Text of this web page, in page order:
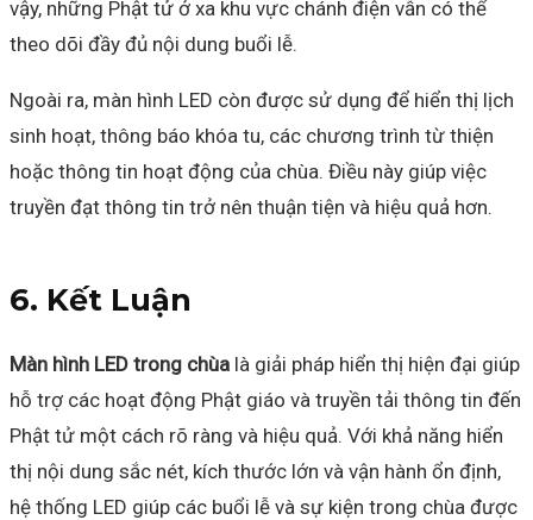
vậy, những Phật tử ở xa khu vực chánh điện vẫn có thể
theo dõi đầy đủ nội dung buổi lễ.
Ngoài ra, màn hình LED còn được sử dụng để hiển thị lịch
sinh hoạt, thông báo khóa tu, các chương trình từ thiện
hoặc thông tin hoạt động của chùa. Điều này giúp việc
truyền đạt thông tin trở nên thuận tiện và hiệu quả hơn.
6. Kết Luận
Màn hình LED trong chùa là giải pháp hiển thị hiện đại giúp
hỗ trợ các hoạt động Phật giáo và truyền tải thông tin đến
Phật tử một cách rõ ràng và hiệu quả. Với khả năng hiển
thị nội dung sắc nét, kích thước lớn và vận hành ổn định,
hệ thống LED giúp các buổi lễ và sự kiện trong chùa được